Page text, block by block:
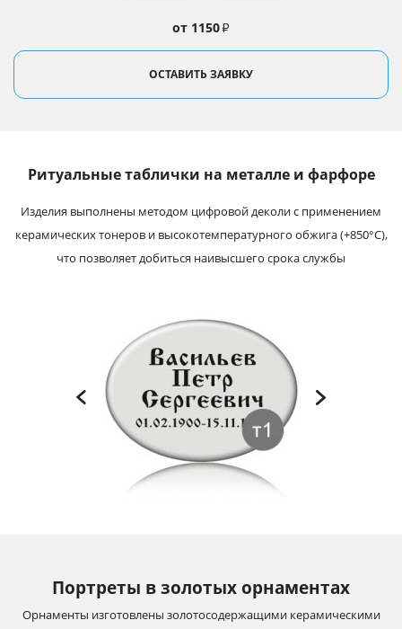
от 1150₽
ОСТАВИТЬ ЗАЯВКУ
Ритуальные таблички на металле и фарфоре
Изделия выполнены методом цифровой деколи с применением
керамических тонеров и высокотемпературного обжига (+850°С),
что позволяет добиться наивысшего срока службы
Портреты в золотых орнаментах
Орнаменты изготовлены золотосодержащими керамическими